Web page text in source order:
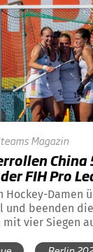
Magazin
China
FIH Pro
Hockey-Damen
beenden die
mit vier Siegen